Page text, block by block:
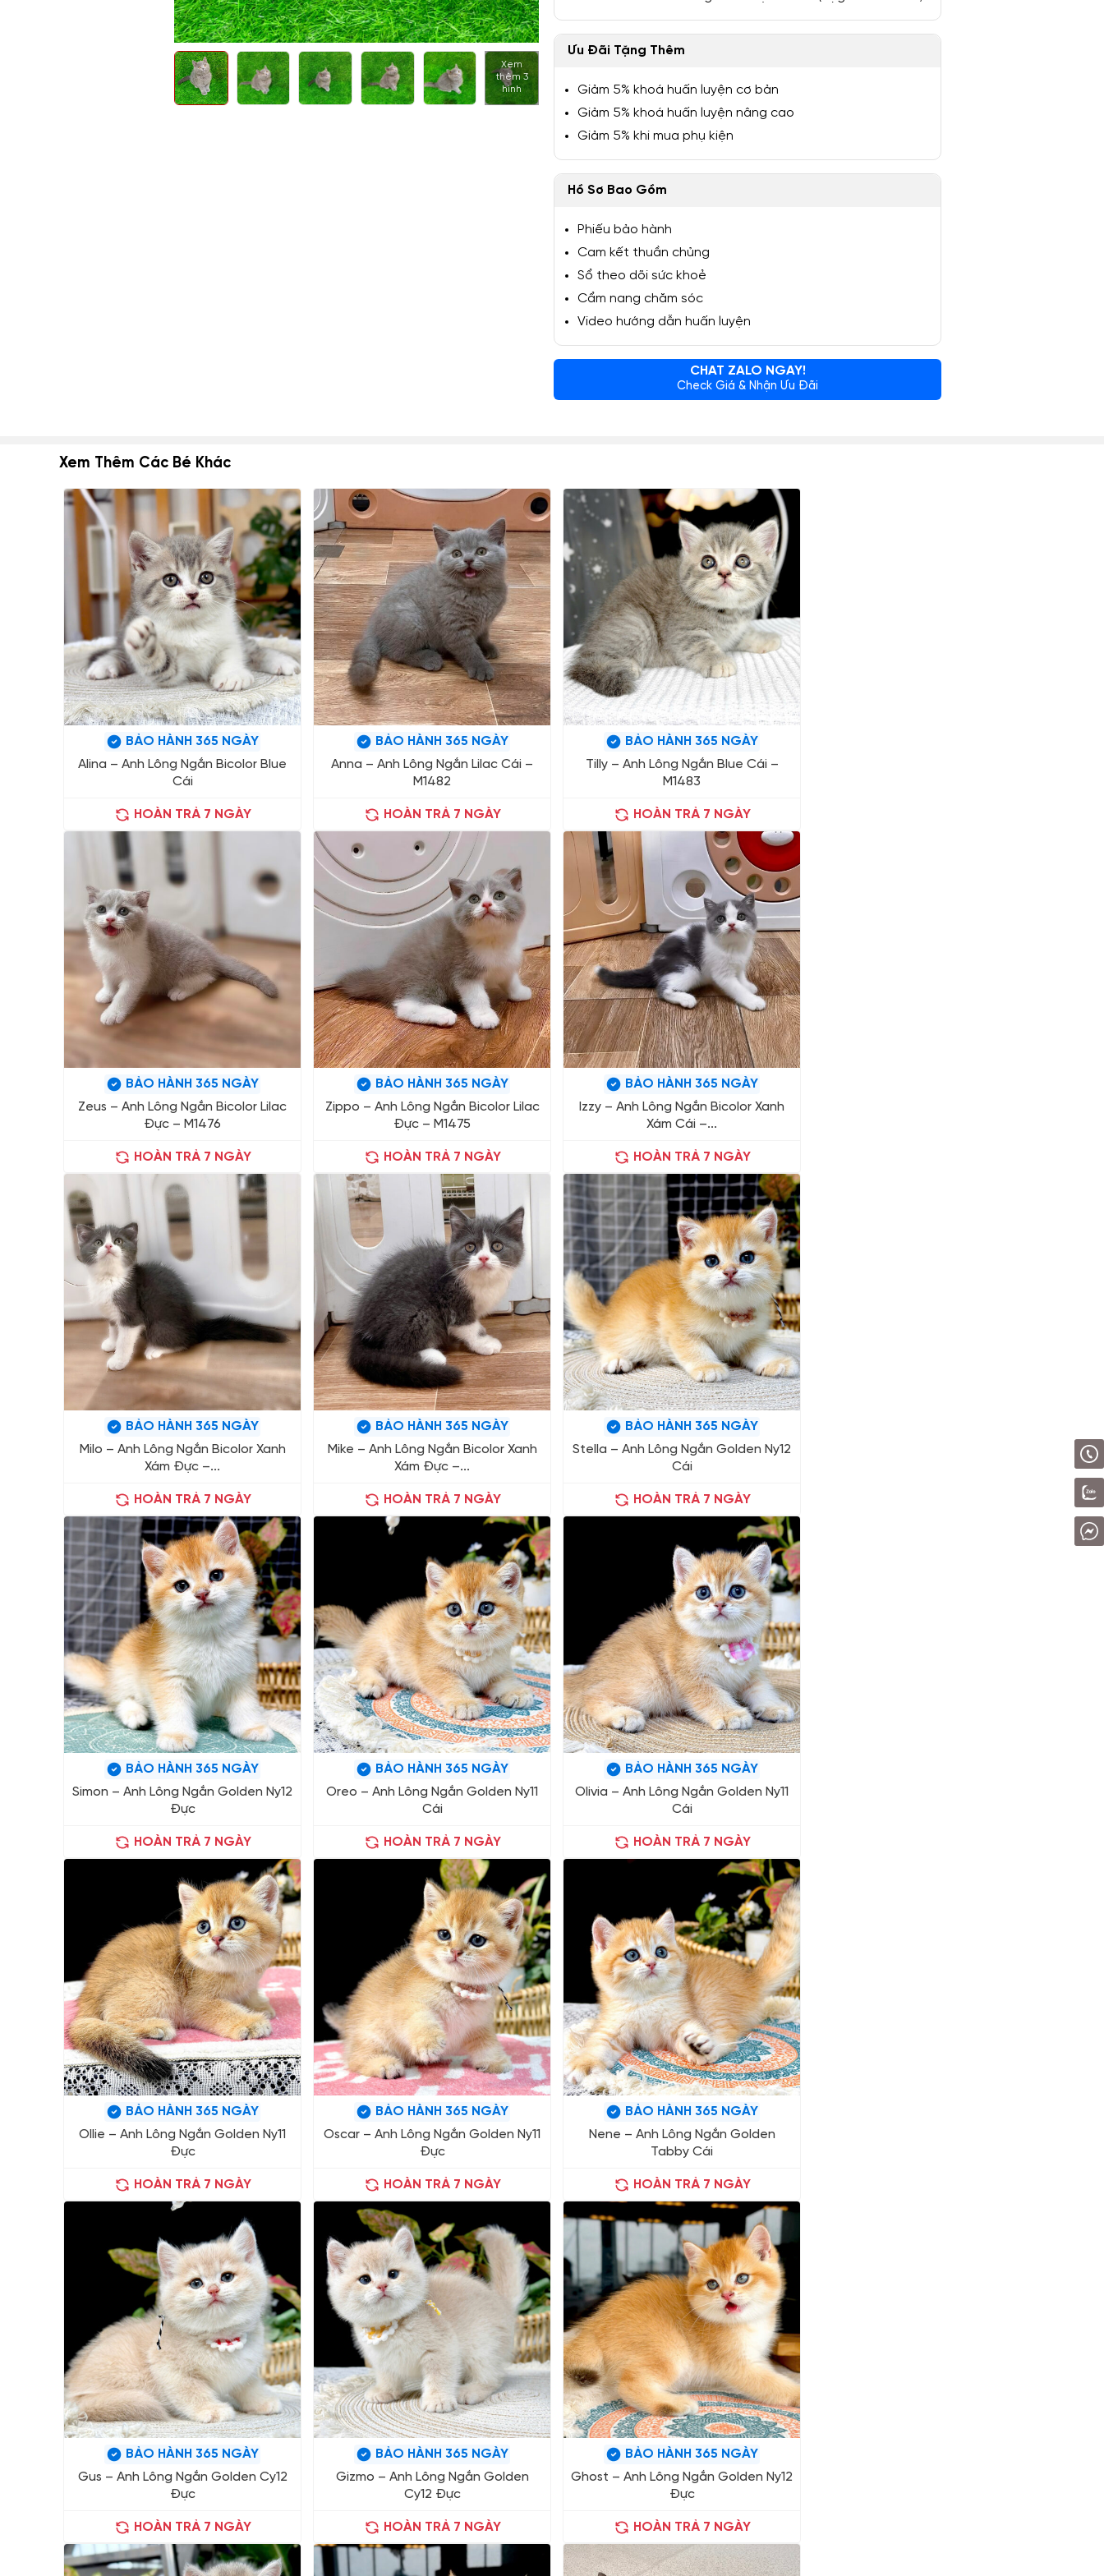
1/8
Xem
thêm 3
hình
Ưu Đãi Tặng Thêm
Giảm 5% khoá huấn luyện cơ bản
Giảm 5% khoá huấn luyện nâng cao
Giảm 5% khi mua phụ kiện
Hồ Sơ Bao Gồm
Phiếu bảo hành
Cam kết thuần chủng
Sổ theo dõi sức khoẻ
Cẩm nang chăm sóc
Video hướng dẫn huấn luyện
CHAT ZALO NGAY!
Check Giá & Nhận Ưu Đãi
Xem Thêm Các Bé Khác
BẢO HÀNH 365 NGÀY
Alina – Anh Lông Ngắn Bicolor Blue
Cái
HOÀN TRẢ 7 NGÀY
BẢO HÀNH 365 NGÀY
Anna – Anh Lông Ngắn Lilac Cái –
M1482
HOÀN TRẢ 7 NGÀY
BẢO HÀNH 365 NGÀY
Tilly – Anh Lông Ngắn Blue Cái –
M1483
HOÀN TRẢ 7 NGÀY
BẢO HÀNH 365 NGÀY
Zeus – Anh Lông Ngắn Bicolor Lilac
Đực – M1476
HOÀN TRẢ 7 NGÀY
BẢO HÀNH 365 NGÀY
Zippo – Anh Lông Ngắn Bicolor Lilac
Đực – M1475
HOÀN TRẢ 7 NGÀY
BẢO HÀNH 365 NGÀY
Izzy – Anh Lông Ngắn Bicolor Xanh
Xám Cái –...
HOÀN TRẢ 7 NGÀY
BẢO HÀNH 365 NGÀY
Milo – Anh Lông Ngắn Bicolor Xanh
Xám Đực –...
HOÀN TRẢ 7 NGÀY
BẢO HÀNH 365 NGÀY
Mike – Anh Lông Ngắn Bicolor Xanh
Xám Đực –...
HOÀN TRẢ 7 NGÀY
BẢO HÀNH 365 NGÀY
Stella – Anh Lông Ngắn Golden Ny12
Cái
HOÀN TRẢ 7 NGÀY
BẢO HÀNH 365 NGÀY
Simon – Anh Lông Ngắn Golden Ny12
Đực
HOÀN TRẢ 7 NGÀY
BẢO HÀNH 365 NGÀY
Oreo – Anh Lông Ngắn Golden Ny11
Cái
HOÀN TRẢ 7 NGÀY
BẢO HÀNH 365 NGÀY
Olivia – Anh Lông Ngắn Golden Ny11
Cái
HOÀN TRẢ 7 NGÀY
BẢO HÀNH 365 NGÀY
Ollie – Anh Lông Ngắn Golden Ny11
Đực
HOÀN TRẢ 7 NGÀY
BẢO HÀNH 365 NGÀY
Oscar – Anh Lông Ngắn Golden Ny11
Đực
HOÀN TRẢ 7 NGÀY
BẢO HÀNH 365 NGÀY
Nene – Anh Lông Ngắn Golden
Tabby Cái
HOÀN TRẢ 7 NGÀY
BẢO HÀNH 365 NGÀY
Gus – Anh Lông Ngắn Golden Cy12
Đực
HOÀN TRẢ 7 NGÀY
BẢO HÀNH 365 NGÀY
Gizmo – Anh Lông Ngắn Golden
Cy12 Đực
HOÀN TRẢ 7 NGÀY
BẢO HÀNH 365 NGÀY
Ghost – Anh Lông Ngắn Golden Ny12
Đực
HOÀN TRẢ 7 NGÀY